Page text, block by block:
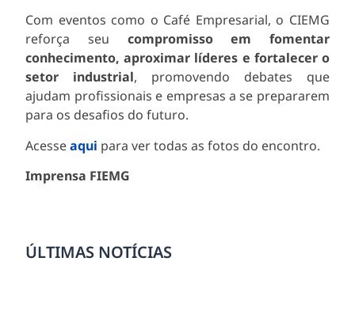
Com eventos como o Café Empresarial, o CIEMG
reforça seu compromisso em fomentar
conhecimento, aproximar líderes e fortalecer o
setor industrial, promovendo debates que
ajudam profissionais e empresas a se prepararem
para os desafios do futuro.
Acesseaqui para ver todas as fotos do encontro.
Imprensa FIEMG
ÚLTIMAS NOTÍCIAS